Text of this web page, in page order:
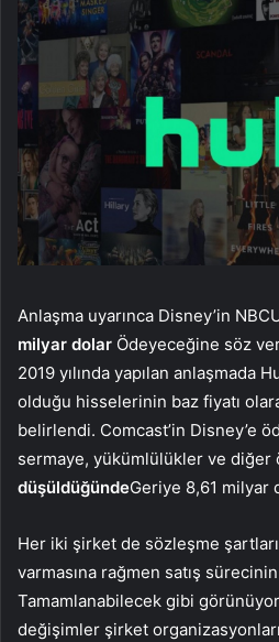
Anlaşma uyarınca Disney’in
milyar dolar Ödeyeceğine söz
2019 yılında yapılan anlaşmada
olduğu hisselerinin baz fiyatı
belirlendi. Comcast’in Disney’e
sermaye, yükümlülükler ve diğer
düşüldüğündeGeriye 8,61 milyar
Her iki şirket de sözleşme
varmasına rağmen satış
Tamamlanabilecek gibi
değişimler şirket